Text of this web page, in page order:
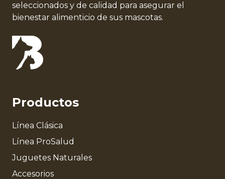
seleccionados y de calidad para asegurar el
bienestar alimenticio de sus mascotas.
Productos
Línea Clásica
Línea ProSalud
Juguetes Naturales
Accesorios